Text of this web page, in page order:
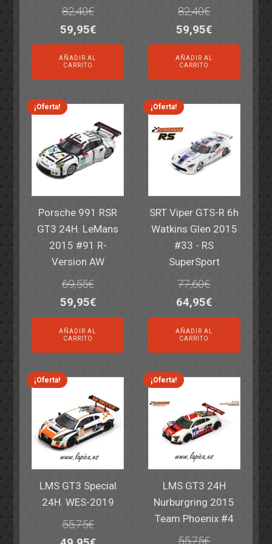
82,40€
El
precio
original
era:
82,40€.
59,95€El
precio
es:
59,95€.
AÑADIR AL
CARRITO
82,40€
El
precio
original
era:
82,40€.
59,95€El
precio
es:
59,95€.
AÑADIR AL
CARRITO
¡Oferta!
Porsche 991 RSR
GT3 24H. LeMans
2015 #91 R-
Version AW
69,55€
El
precio
original
era:
69,55€.
59,95€El
precio
actual
es:
59,95€.
AÑADIR AL
CARRITO
¡Oferta!
SRT Viper GTS-R 6h
Watkins Glen 2015
#33 - RS
SuperSport
77,60€
El
precio
original
era:
77,60€.
64,95€El
precio
actual
es:
64,95€.
AÑADIR AL
CARRITO
¡Oferta!
LMS GT3 Special
24H. WES-2019
55,75€
¡Oferta!
LMS GT3 24H
Nurburgring 2015
Team Phoenix #4
55,75€